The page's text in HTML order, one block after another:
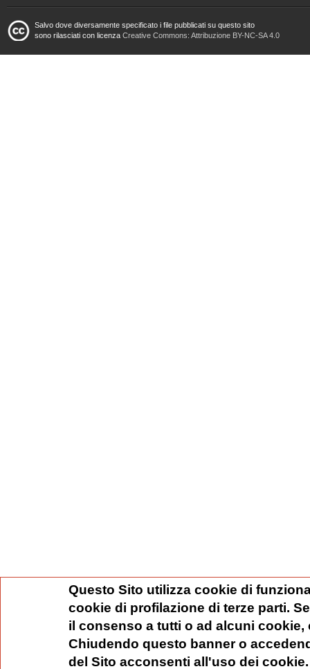
Salvo dove diversamente specificato i file pubblicati su questo sito
sono rilasciati con licenza Creative Commons: Attribuzione BY-NC-SA 4.0
Questo Sito utilizza cookie di
cookie di profilazione di terze parti.
il consenso a tutti o ad alcuni
Chiudendo questo banner o
del Sito acconsenti all'uso dei cookie.